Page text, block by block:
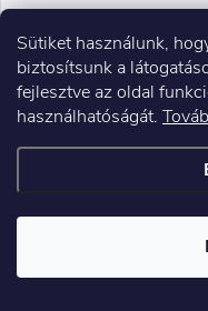
Sütiket használunk,
biztosítsunk a
fejlesztve az oldal
használhatóságát.
Bosch Serie 4 BGB38RD2
porszívó 4 l Hengeres
600 W Porzsákos